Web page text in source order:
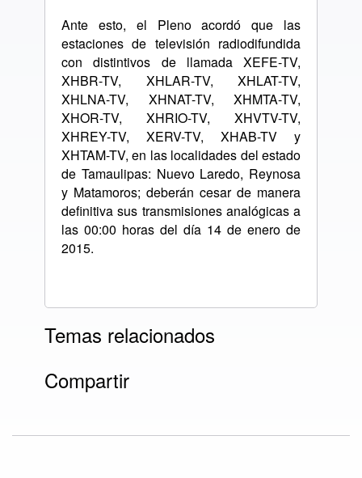
Ante esto, el Pleno acordó que las
estaciones de televisión radiodifundida
con distintivos de llamada XEFE-TV,
XHBR-TV, XHLAR-TV, XHLAT-TV,
XHLNA-TV, XHNAT-TV, XHMTA-TV,
XHOR-TV, XHRIO-TV, XHVTV-TV,
XHREY-TV, XERV-TV, XHAB-TV y
XHTAM-TV, en las localidades del estado
de Tamaulipas: Nuevo Laredo, Reynosa
y Matamoros; deberán cesar de manera
definitiva sus transmisiones analógicas a
las 00:00 horas del día 14 de enero de
2015.
Temas relacionados
Compartir